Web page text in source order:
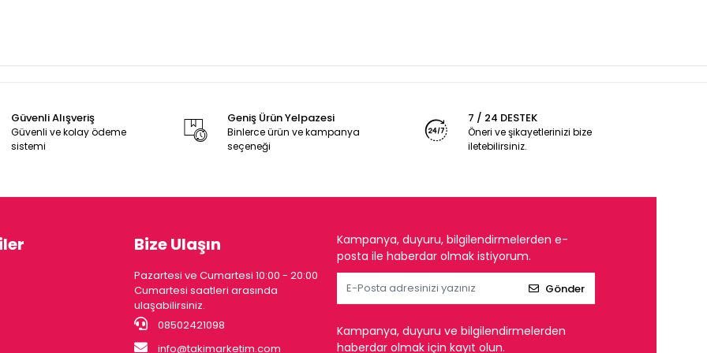
Güvenli Alışveriş
Güvenli ve kolay ödeme
sistemi
Geniş Ürün Yelpazesi
Binlerce ürün ve kampanya
seçeneği
7 / 24 DESTEK
Öneri ve şikayetlerinizi bize
iletebilirsiniz.
Bize Ulaşın
Pazartesi ve Cumartesi 10:00 - 20:00
Cumartesi saatleri arasında
ulaşabilirsiniz.
08502421098
info@takimarketim.com
Kampanya, duyuru, bilgilendirmelerden e-
posta ile haberdar olmak istiyorum.
Gönder
Kampanya, duyuru ve bilgilendirmelerden
haberdar olmak için kayıt olun.